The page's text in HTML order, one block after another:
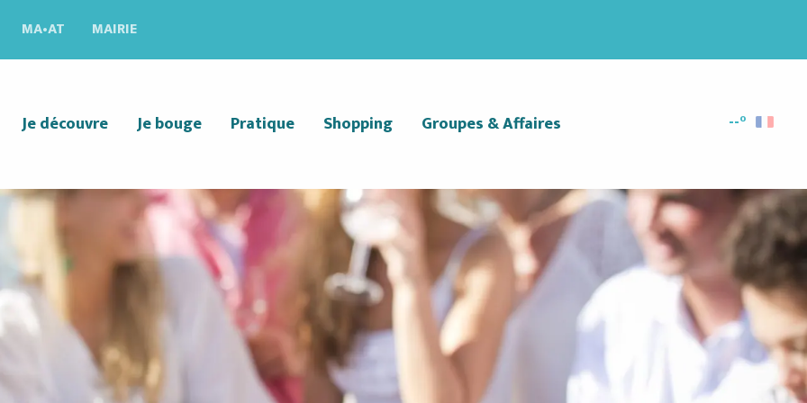
--°
MAIRIE
MA•AT
Je découvre Je bouge Pratique Shopping Groupes & Affaires